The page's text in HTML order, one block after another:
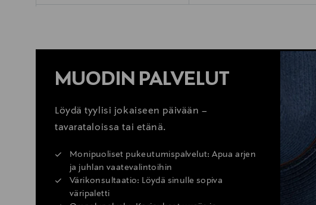
MUODIN PALVELUT
Löydä tyylisi jokaiseen päivään –
tavarataloissa tai etänä.
Monipuoliset pukeutumispalvelut: Apua arjen
ja juhlan vaatevalintoihin
Värikonsultaatio: Löydä sinulle sopiva
väripaletti